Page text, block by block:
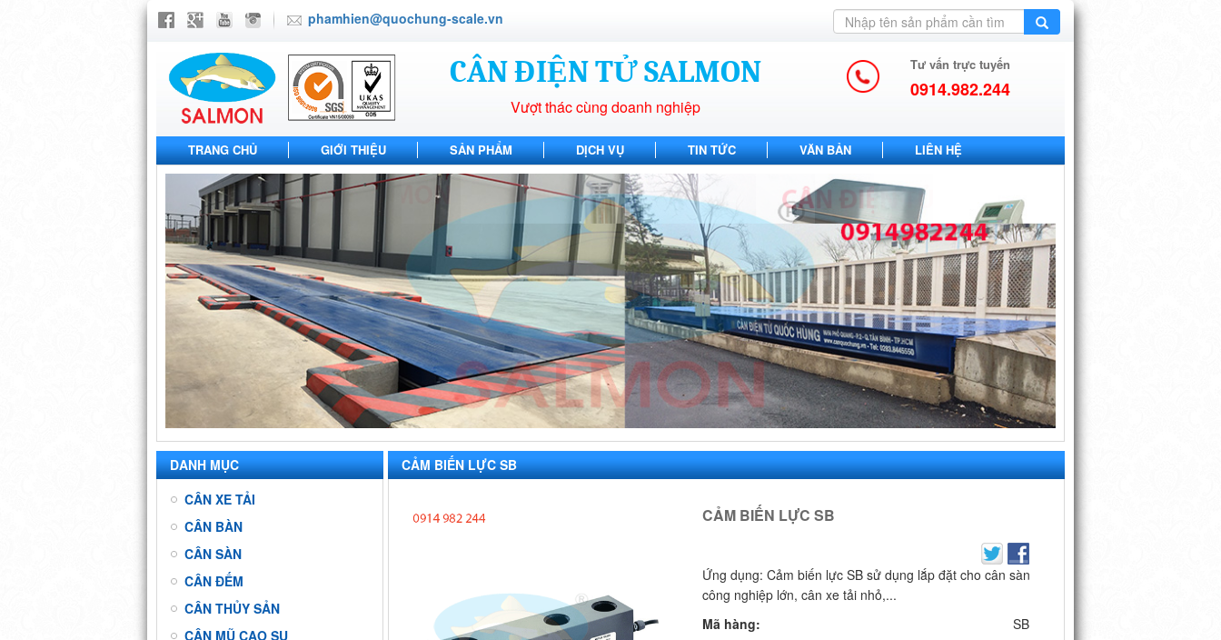
phamhien@quochung-scale.vn
CÂN ĐIỆN TỬ SALMON
Vượt thác cùng doanh nghiệp
Tư vấn trực tuyến
0914.982.244
TRANG CHỦ GIỚI THIỆU SẢN PHẨM DỊCH VỤ TIN TỨC VĂN BẢN LIÊN HỆ
DANH MỤC
CÂN XE TẢI
CÂN BÀN
CÂN SÀN
CÂN ĐẾM
CÂN THỦY SẢN
CÂN MŨ CAO SU
CẢM BIẾN LỰC SB
CẢM BIẾN LỰC SB
Ứng dụng: Cảm biến lực SB sử dụng lắp đặt cho cân sàn
công nghiệp lớn, cân xe tải nhỏ,...
Mã hàng:
SB